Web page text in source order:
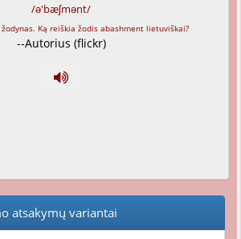
/ə'bæʃmənt/
--Autorius (flickr)
atsakymų variantai